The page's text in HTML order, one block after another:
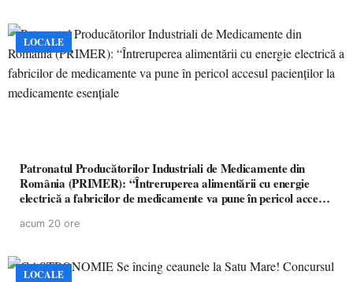
LOCALE
Patronatul Producătorilor Industriali de Medicamente din
România (PRIMER): “Întreruperea alimentării cu energie
electrică a fabricilor de medicamente va pune în pericol accesul
acum 20 ore
LOCALE